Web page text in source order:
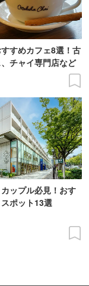
すめカフェ8選！古
チャイ専門店など
カップル必見！おす
ポット13選